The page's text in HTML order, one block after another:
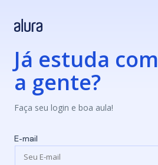
Já estuda com
a gente?
Faça seu login e boa aula!
E-mail